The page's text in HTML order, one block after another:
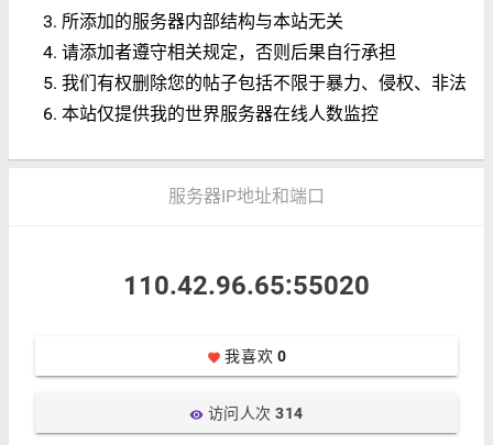
所添加的服务器内部结构与本站无关
请添加者遵守相关规定，否则后果自行承担
我们有权删除您的帖子包括不限于暴力、侵权、非法
本站仅提供我的世界服务器在线人数监控
服务器IP地址和端口
110.42.96.65:55020
favorite 我喜欢 0
visibility访问人次314